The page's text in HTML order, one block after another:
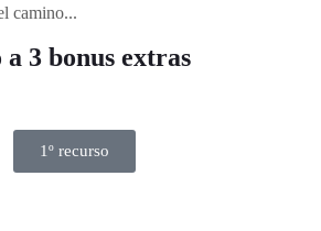
camino...
a 3 bonus extras
1º recurso